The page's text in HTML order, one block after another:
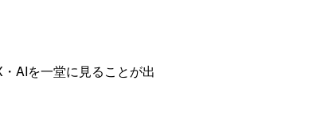
AIを一堂に見ることが出